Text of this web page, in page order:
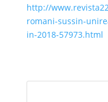
http://
romani-sussin-
in-2018-57973.html